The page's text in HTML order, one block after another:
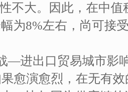
不大。因此，在中
为8%左右，尚可接
—进出口贸易城市影
愈演愈烈，在无有